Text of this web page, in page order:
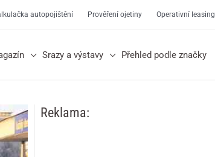
autopojištění Prověření ojetiny Operativní leasing
Srazy a výstavy Přehled podle značky
Reklama: